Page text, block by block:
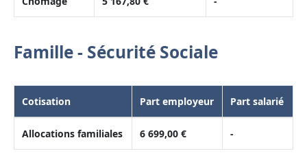
Famille - Sécurité Sociale
Cotisation Part employeur Part salarié
Allocations familiales 6 699,00 € -